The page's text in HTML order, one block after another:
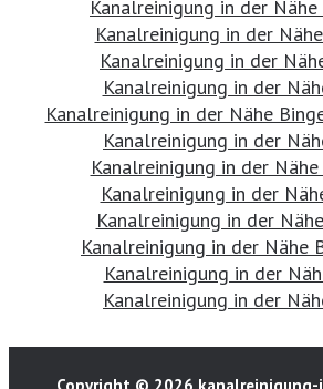
Kanalreinigung in der
Kanalreinigung in der
Kanalreinigung in der
Kanalreinigung in der
Kanalreinigung in der Nähe
Kanalreinigung in der
Kanalreinigung in der
Kanalreinigung in der
Kanalreinigung in der
Kanalreinigung in der Nähe
Kanalreinigung in der
Kanalreinigung in der